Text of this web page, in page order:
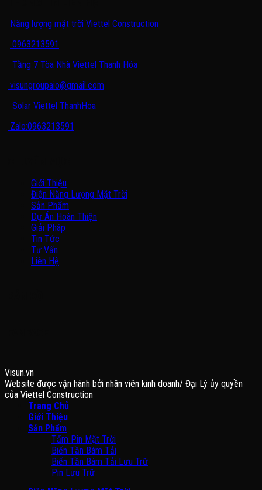
Năng lượng mặt trời Viettel Construction
0963213591
Tầng 7 Tòa Nhà Viettel Thanh Hóa
visungroupaio@gmail.com
Solar Viettel ThanhHoa
Zalo:0963213591
Giới Thiệu
Điện Năng Lượng Mặt Trời
Sản Phẩm
Dự Án Hoàn Thiện
Giải Pháp
Tin Tức
Tư Vấn
Liên Hệ
Visun.vn
Website được vận hành bởi nhân viên kinh doanh/ Đại Lý ủy quyền
của Viettel Construction
Trang Chủ
Giới Thiệu
Sản Phẩm
Tấm Pin Mặt Trời
Biến Tần Bám Tải
Biến Tần Bám Tải Lưu Trữ
Pin Lưu Trữ